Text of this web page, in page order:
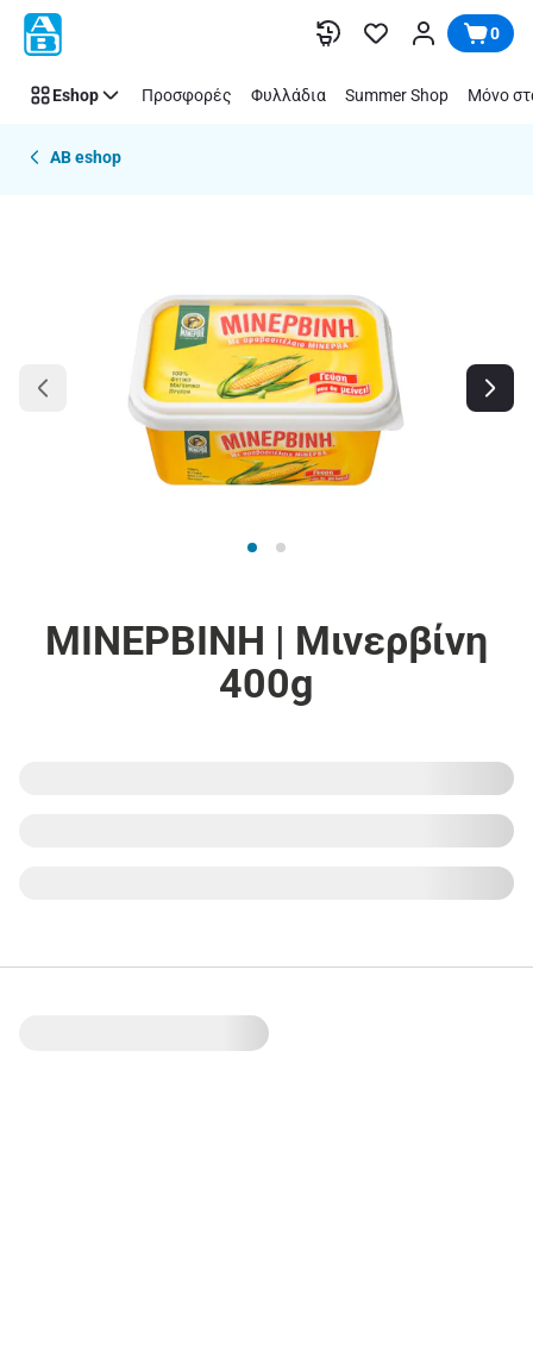
Παράλειψη 0
Eshop Προσφορές Φυλλάδια Summer Shop Μόνο
AB eshop
ΜΙΝΕΡΒΙΝΗ | Μινερβίνη
400g